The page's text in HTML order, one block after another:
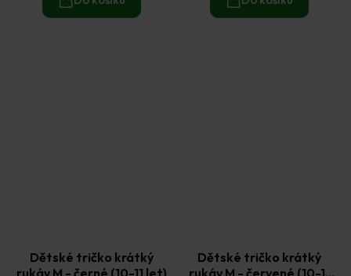
Dětské tričko krátký
rukáv M - černé (10-11 let)
Dětské tričko krátký
rukáv M - červené (10-11